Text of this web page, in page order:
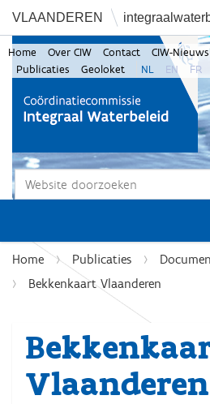
VLAANDEREN
Zoek
Home Over CIW Contact CIW-
Publicaties
Geoloket NL EN FR
Home Publicaties
Bekkenkaart Vlaanderen
Vlaanderen